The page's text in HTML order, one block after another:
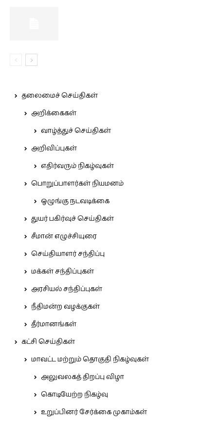
தலைமைச் செய்திகள்
அறிக்கைகள்
வாழ்த்துச் செய்திகள்
அறிவிப்புகள்
எதிர்வரும் நிகழ்வுகள்
பொறுப்பாளர்கள் நியமனம்
ஒழுங்கு நடவடிக்கை
துயர் பகிர்வுச் செய்திகள்
சீமான் எழுச்சியுரை
செய்தியாளர் சந்திப்பு
மக்கள் சந்திப்புகள்
அரசியல் சந்திப்புகள்
நீதிமன்ற வழக்குகள்
தீர்மானங்கள்
கட்சி செய்திகள்
மாவட்ட மற்றும் தொகுதி நிகழ்வுகள்
அலுவலகத் திறப்பு விழா
கொடியேற்ற நிகழ்வு
உறுப்பினர் சேர்க்கை முகாம்கள்